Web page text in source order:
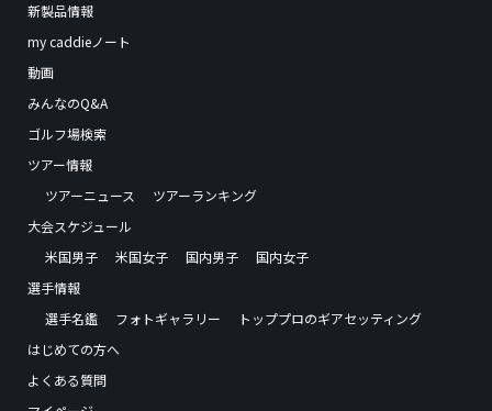
新製品情報
my caddieノート
動画
みんなのQ&A
ゴルフ場検索
ツアー情報
ツアーニュース
ツアーランキング
大会スケジュール
米国男子
米国女子 国内男子
国内女子
選手情報
選手名鑑
フォトギャラリー
トッププロのギアセッティング
はじめての方へ
よくある質問